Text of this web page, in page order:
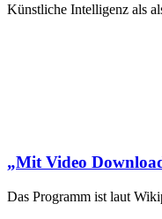
Künstliche Intelligenz als
„Mit Video
Das Programm ist laut